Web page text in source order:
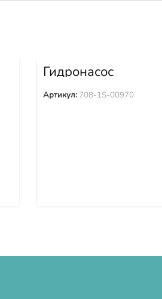
Гидронасос
вентилятора
WA430-6 WA470-6
WA480-6 708-1S-
Артикул: 708-1S-00970